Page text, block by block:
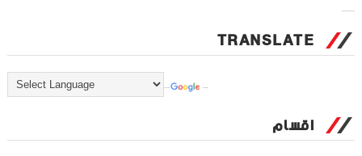
TRANSLATE
اقسام